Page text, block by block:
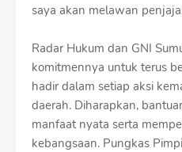
saya akan melawan
Radar Hukum dan GNI
komitmennya untuk terus
hadir dalam setiap aksi
daerah. Diharapkan,
manfaat nyata serta
kebangsaan. Pungkas